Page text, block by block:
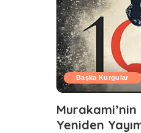
Başka Kurgular
Murakami’nin
Yeniden